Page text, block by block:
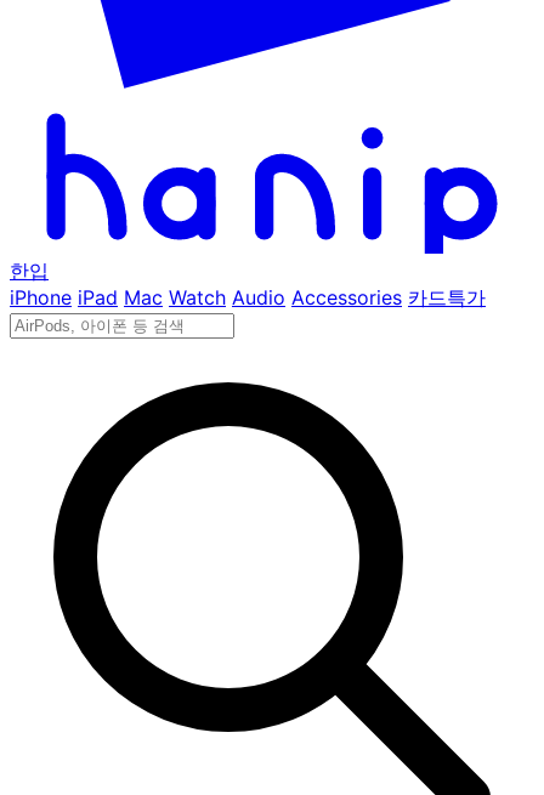
한입
iPhone iPad Mac Watch Audio Accessories 카드특가